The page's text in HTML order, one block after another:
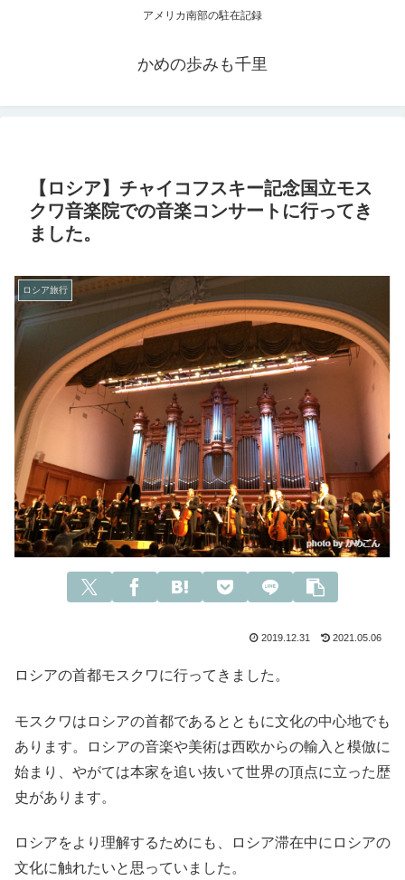
アメリカ南部の駐在記録
かめの歩みも千里
【ロシア】チャイコフスキー記念国立モス
クワ音楽院での音楽コンサートに行ってき
ました。
ロシア旅行
2019.12.31 2021.05.06
ロシアの首都モスクワに行ってきました。
モスクワはロシアの首都であるとともに文化の中心地でも
あります。ロシアの音楽や美術は西欧からの輸入と模倣に
始まり、やがては本家を追い抜いて世界の頂点に立った歴
史があります。
ロシアをより理解するためにも、ロシア滞在中にロシアの
文化に触れたいと思っていました。